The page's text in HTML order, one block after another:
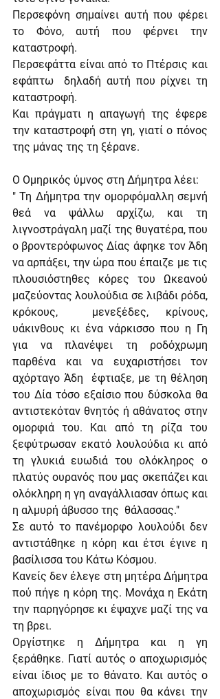
Περσεφόνη σημαίνει αυτή που φέρει
το Φόνο, αυτή που φέρνει την
καταστροφή.
Περσεφάττα είναι από το Πτέρσις και
εφάπτω  δηλαδή αυτή που ρίχνει τη
καταστροφή.
Και πράγματι η απαγωγή της έφερε
την καταστροφή στη γη, γιατί ο πόνος
της μάνας της τη ξέρανε.
Ο Ομηρικός ύμνος στη Δήμητρα λέει:
" Τη Δήμητρα την ομορφόμαλλη σεμνή
θεά να ψάλλω αρχίζω, και τη
λιγνοστράγαλη μαζί της θυγατέρα, που
ο βροντερόφωνος Δίας άφηκε τον Άδη
να αρπάξει, την ώρα που έπαιζε με τις
πλουσιόστηθες κόρες του Ωκεανού
μαζεύοντας λουλούδια σε λιβάδι ρόδα,
κρόκους,  μενεξέδες, κρίνους,
υάκινθους κι ένα νάρκισσο που η Γη
για να πλανέψει τη ροδόχρωμη
παρθένα και να ευχαριστήσει τον
αχόρταγο Άδη  έφτιαξε, με τη θέληση
του Δία τόσο εξαίσιο που δύσκολα θα
αντιστεκόταν θνητός ή αθάνατος στην
ομορφιά του. Και από τη ρίζα του
ξεφύτρωσαν εκατό λουλούδια κι από
τη γλυκιά ευωδιά του ολόκληρος ο
πλατύς ουρανός που μας σκεπάζει και
ολόκληρη η γη αναγάλλιασαν όπως και
η αλμυρή άβυσσο της  θάλασσας."
Σε αυτό το πανέμορφο λουλούδι δεν
αντιστάθηκε η κόρη και έτσι έγινε η
βασίλισσα του Κάτω Κόσμου.
Κανείς δεν έλεγε στη μητέρα Δήμητρα
πού πήγε η κόρη της. Μονάχα η Εκάτη
την παρηγόρησε κι έψαχνε μαζί της να
τη βρει.
Οργίστηκε η Δήμητρα και η γη
ξεράθηκε. Γιατί αυτός ο αποχωρισμός
είναι ίδιος με το θάνατο. Και αυτός ο
αποχωρισμός είναι που θα κάνει την